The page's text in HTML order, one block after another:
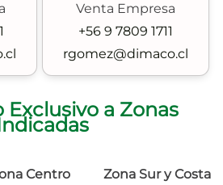
Venta Empresa
+56 9 7809 1711
rgomez@dimaco.cl
Exclusivo a Zonas
Centro
Zona Sur y Costa